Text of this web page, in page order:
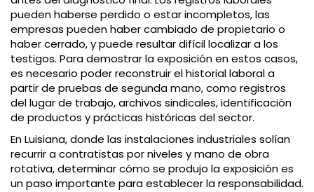
pueden haberse perdido o estar incompletos, las
empresas pueden haber cambiado de propietario o
haber cerrado, y puede resultar difícil localizar a los
testigos. Para demostrar la exposición en estos casos,
es necesario poder reconstruir el historial laboral a
partir de pruebas de segunda mano, como registros
del lugar de trabajo, archivos sindicales, identificación
de productos y prácticas históricas del sector.
En Luisiana, donde las instalaciones industriales solían
recurrir a contratistas por niveles y mano de obra
rotativa, determinar cómo se produjo la exposición es
un paso importante para establecer la responsabilidad.